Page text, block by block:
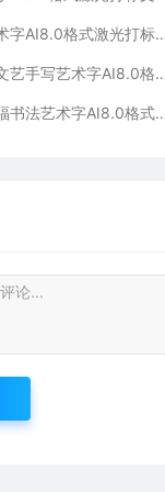
月满中秋节日祝福书法艺术字AI8.0格式激光打标文件通用矢量图
人间四季今日茶饭事现代文艺手写艺术字AI8.0格式激光打标文件通用矢量图
海上生明月中秋节节日祝福书法艺术字AI8.0格式激光打标文件通用矢量图